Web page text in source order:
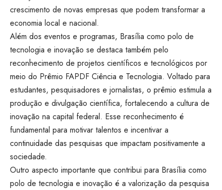
crescimento de novas empresas que podem transformar a
economia local e nacional.
Além dos eventos e programas, Brasília como polo de
tecnologia e inovação se destaca também pelo
reconhecimento de projetos científicos e tecnológicos por
meio do Prêmio FAPDF Ciência e Tecnologia. Voltado para
estudantes, pesquisadores e jornalistas, o prêmio estimula a
produção e divulgação científica, fortalecendo a cultura de
inovação na capital federal. Esse reconhecimento é
fundamental para motivar talentos e incentivar a
continuidade das pesquisas que impactam positivamente a
sociedade.
Outro aspecto importante que contribui para Brasília como
polo de tecnologia e inovação é a valorização da pesquisa